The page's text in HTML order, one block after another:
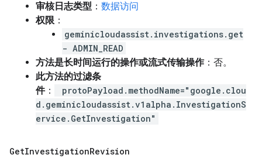
审核日志类型 ： 数据访问
权限 ：
geminicloudassist.investigations.get
- ADMIN_READ
方法是长时间运行的操作或流式传输操作：否。
此方法的过滤条
件：
protoPayload.methodName="google.clou
d.geminicloudassist.v1alpha.InvestigationS
ervice.GetInvestigation"
GetInvestigationRevision